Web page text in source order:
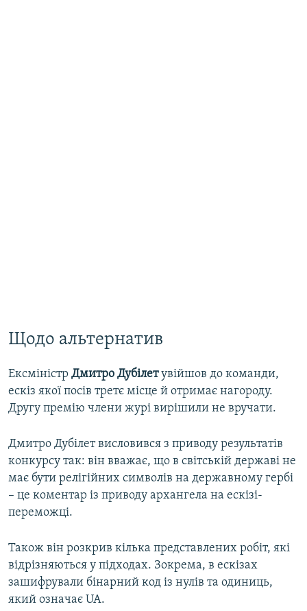
Щодо альтернатив
Ексміністр Дмитро Дубілетувійшов до команди,
ескіз якої посів третє місце й отримає нагороду.
Другу премію члени журі вирішили не вручати.
Дмитро Дубілет висловився з приводу результатів
конкурсу так: він вважає, що в світській державі не
має бути релігійних символів на державному гербі
– це коментар із приводу архангела на ескізі-
переможці.
Також він розкрив кілька представлених робіт, які
відрізняються у підходах. Зокрема, в ескізах
зашифрували бінарний код із нулів та одиниць,
який означає UA.